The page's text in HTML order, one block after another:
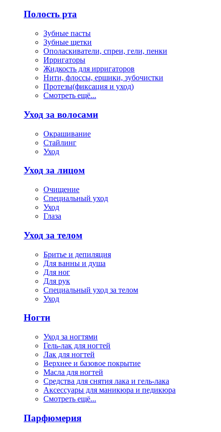
Полость рта
Зубные пасты
Зубные щетки
Ополаскиватели, спреи, гели, пенки
Ирригаторы
Жидкость для ирригаторов
Нити, флоссы, ершики, зубочистки
Протезы(фиксация и уход)
Смотреть ещё...
Уход за волосами
Окрашивание
Стайлинг
Уход
Уход за лицом
Очищение
Специальный уход
Уход
Глаза
Уход за телом
Бритье и депиляция
Для ванны и душа
Для ног
Для рук
Специальный уход за телом
Уход
Ногти
Уход за ногтями
Гель-лак для ногтей
Лак для ногтей
Верхнее и базовое покрытие
Масла для ногтей
Средства для снятия лака и гель-лака
Аксессуары для маникюра и педикюра
Смотреть ещё...
Парфюмерия